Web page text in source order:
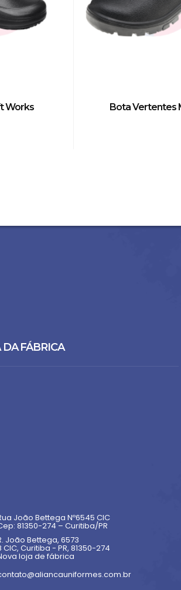
Works Bota Vertentes
DA FÁBRICA
João Bettega Nº6545 CIC
81350-274 – Curitiba/PR
João Bettega, 6573
CIC, Curitiba - PR, 81350-274
loja de fábrica